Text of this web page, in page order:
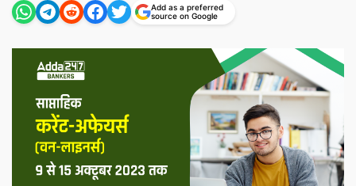
Add as a preferred
source on Google